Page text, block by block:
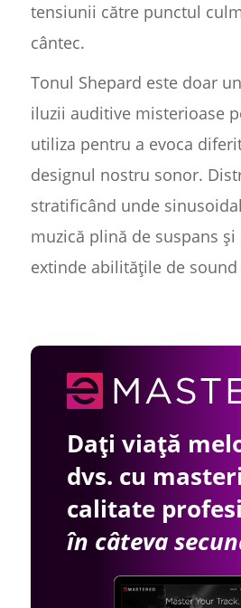
tensiunii către punctul
cântec.
Tonul Shepard este doar
iluzii auditive misterioase
utiliza pentru a evoca
designul nostru sonor.
stratificând unde
muzică plină de suspans
extinde abilitățile de sound
Dați viață
dvs. cu
calitate
în câteva